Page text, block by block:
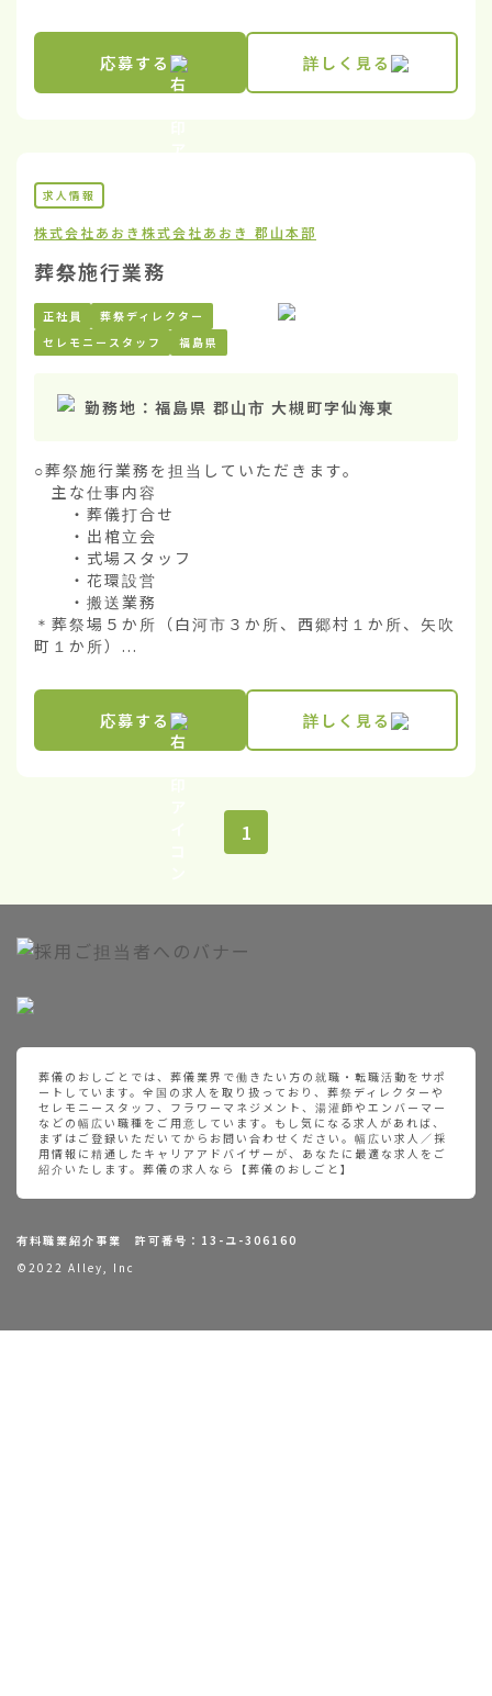
応募する 詳しく見る
求人情報
株式会社あおき 株式会社あおき 郡山本部
葬祭施行業務
正社員
葬祭ディレクター
セレモニースタッフ
福島県
勤務地： 福島県 郡山市 大槻町字仙海東
○葬祭施行業務を担当していただきます。
主な仕事内容
・葬儀打合せ
・出棺立会
・式場スタッフ
・花環設営
・搬送業務
＊葬祭場５か所（白河市３か所、西郷村１か所、矢吹
町１か所）...
応募する 詳しく見る
1
葬儀のおしごとでは、葬儀業界で働きたい方の就職・転職活動をサポ
ートしています。全国の求人を取り扱っており、葬祭ディレクターや
セレモニースタッフ、フラワーマネジメント、湯灌師やエンバーマー
などの幅広い職種をご用意しています。もし気になる求人があれば、
まずはご登録いただいてからお問い合わせください。幅広い求人／採
用情報に精通したキャリアアドバイザーが、あなたに最適な求人をご
紹介いたします。葬儀の求人なら【葬儀のおしごと】
有料職業紹介事業 許可番号：13-ユ-306160
©2022 Alley, Inc